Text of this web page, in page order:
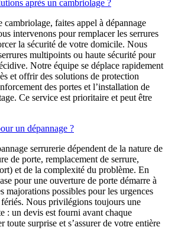
après un cambriolage ?
cambriolage, faites appel à dépannage
intervenons pour remplacer les serrures
la sécurité de votre domicile. Nous
multipoints ou haute sécurité pour
Notre équipe se déplace rapidement
et offrir des solutions de protection
des portes et l’installation de
Ce service est prioritaire et peut être
un dépannage ?
serrurerie dépendent de la nature de
de porte, remplacement de serrure,
et de la complexité du problème. En
pour une ouverture de porte démarre à
majorations possibles pour les urgences
Nous privilégions toujours une
: un devis est fourni avant chaque
toute surprise et s’assurer de votre entière